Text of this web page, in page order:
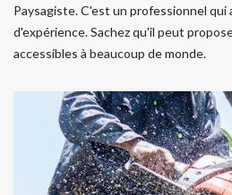
Paysagiste. C'est un professionnel qui
d'expérience. Sachez qu'il peut
accessibles à beaucoup de monde.